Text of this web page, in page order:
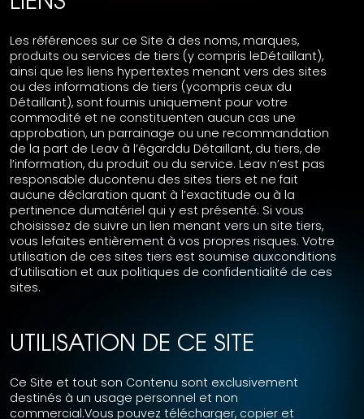
Les références sur ce Site à des noms, marques,
produits ou services de tiers (y compris leDétaillant),
ainsi que les liens hypertextes menant vers des sites
ou des informations de tiers (ycompris ceux du
Détaillant), sont fournis uniquement pour votre
commodité et ne constituenten aucun cas une
approbation, un parrainage ou une recommandation
de la part de Leav à l’égarddu Détaillant, du tiers, de
l’information, du produit ou du service. Leav n’est pas
responsable ducontenu des sites tiers et ne fait
aucune déclaration quant à l’exactitude ou à la
pertinence dumatériel qui y est présenté. Si vous
choisissez de suivre un lien menant vers un site tiers,
vous lefaites entièrement à vos propres risques. Votre
utilisation de ces sites tiers est soumise auxconditions
d’utilisation et aux politiques de confidentialité de ces
sites.
UTILISATION DE CE SITE
Ce Site et tout son Contenu sont exclusivement
destinés à un usage personnel et non
commercial.Vous pouvez télécharger, copier et